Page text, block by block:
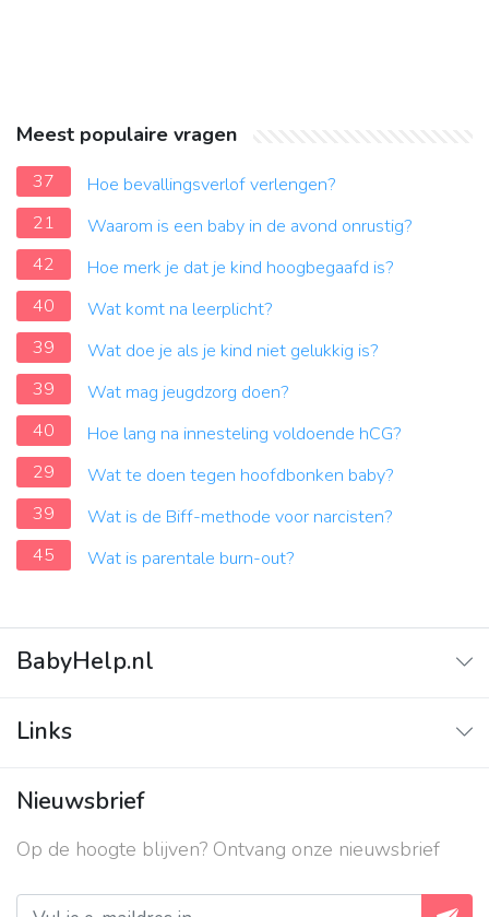
Meest populaire vragen
37
Hoe bevallingsverlof verlengen?
21
Waarom is een baby in de avond onrustig?
42
Hoe merk je dat je kind hoogbegaafd is?
40
Wat komt na leerplicht?
39
Wat doe je als je kind niet gelukkig is?
39
Wat mag jeugdzorg doen?
40
Hoe lang na innesteling voldoende hCG?
29
Wat te doen tegen hoofdbonken baby?
39
Wat is de Biff-methode voor narcisten?
45
Wat is parentale burn-out?
BabyHelp.nl
Vraag & Antwoord
Links
Contact
Over ons
Privacy beleid
Nieuwsbrief
Op de hoogte blijven? Ontvang onze nieuwsbrief